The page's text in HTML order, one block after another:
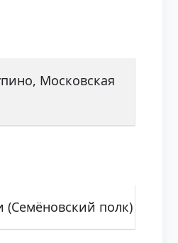
Московская
(Семёновский полк)